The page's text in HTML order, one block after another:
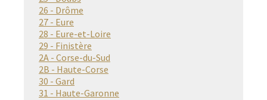
26 - Drôme
27 - Eure
28 - Eure-et-Loire
29 - Finistère
2A - Corse-du-Sud
2B - Haute-Corse
30 - Gard
31 - Haute-Garonne